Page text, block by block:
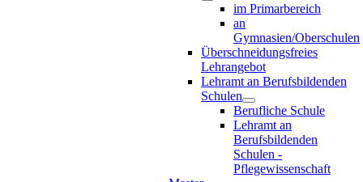
im Primarbereich
an
Gymnasien/Oberschulen
Überschneidungsfreies
Lehrangebot
Lehramt an Berufsbildenden
Schulen
Berufliche Schule
Lehramt an
Berufsbildenden
Schulen -
Pflegewissenschaft